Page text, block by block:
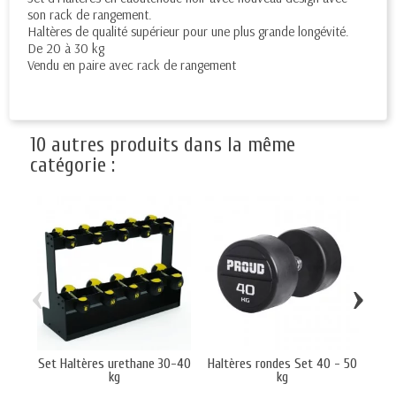
son rack de rangement.
Haltères de qualité supérieur pour une plus grande longévité.
De 20 à 30 kg
Vendu en paire avec rack de rangement
10 autres produits dans la même
catégorie :
Set Haltères urethane 30-40
kg
Haltères rondes Set 40 - 50
kg
‹ ›